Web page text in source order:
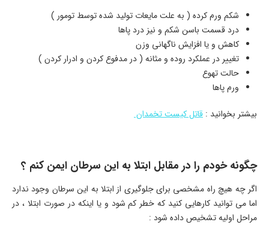
شکم ورم کرده ( به علت مایعات تولید شده توسط تومور )
درد قسمت باسن شکم و نیز درد پاها
کاهش و یا افزایش ناگهانی وزن
تغییر در عملکرد روده و مثانه ( در مدفوع کردن و ادرار کردن )
حالت تهوع
ورم پاها
بیشتر بخوانید : قاتل کیست تخمدان
چگونه خودم را در مقابل ابتلا به این سرطان ایمن کنم ؟
اگر چه هیچ راه مشخصی برای جلوگیری از ابتلا به این سرطان وجود ندارد
اما می توانید کارهایی کنید که خطر کم شود و یا اینکه در صورت ابتلا ، در
مراحل اولیه تشخیص داده شود :